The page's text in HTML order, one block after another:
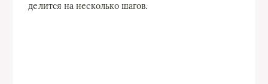
делится на несколько шагов.